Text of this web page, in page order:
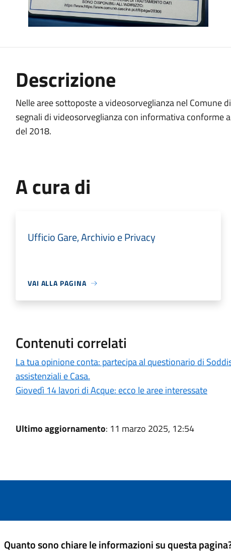
Descrizione
Nelle aree sottoposte a videosorveglianza nel Comune
segnali di videosorveglianza con informativa conforme
del 2018.
A cura di
Ufficio Gare, Archivio e Privacy
VAI ALLA PAGINA
Contenuti correlati
La tua opinione conta: partecipa al questionario di
assistenziali e Casa.
Giovedì 14 lavori di Acque: ecco le aree interessate
Ultimo aggiornamento: 11 marzo 2025, 12:54
Quanto sono chiare le informazioni su questa